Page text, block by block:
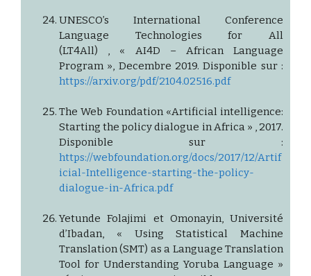
UNESCO’s International Conference
Language Technologies for All
(LT4All) , « AI4D – African Language
Program », Decembre 2019. Disponible sur :
https://arxiv.org/pdf/2104.02516.pdf
The Web Foundation «Artificial intelligence:
Starting the policy dialogue in Africa » , 2017.
Disponible sur :
https://webfoundation.org/docs/2017/12/Artif
icial-Intelligence-starting-the-policy-
dialogue-in-Africa.pdf
Yetunde Folajimi et Omonayin, Université
d’Ibadan, « Using Statistical Machine
Translation (SMT) as a Language Translation
Tool for Understanding Yoruba Language »